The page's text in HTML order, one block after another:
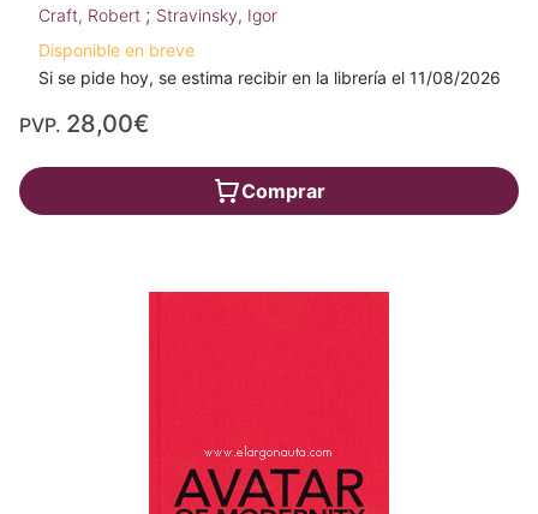
Craft, Robert ; Stravinsky, Igor
Disponible en breve
Si se pide hoy, se estima recibir en la librería el 11/08/2026
PVP. 28,00€
Comprar